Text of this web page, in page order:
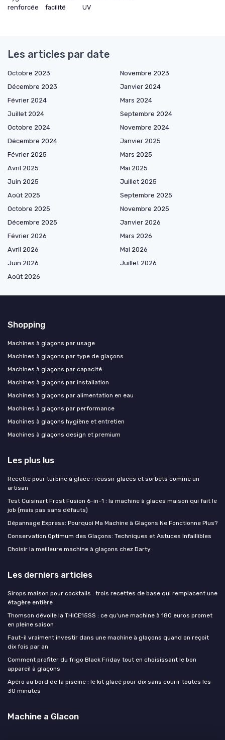
renforcée
facilité
UV
Les articles par date
Octobre 2023
Novembre 2023
Décembre 2023
Janvier 2024
Février 2024
Mars 2024
Juillet 2024
Septembre 2024
Octobre 2024
Novembre 2024
Décembre 2024
Janvier 2025
Février 2025
Mars 2025
Avril 2025
Mai 2025
Juin 2025
Juillet 2025
Août 2025
Septembre 2025
Octobre 2025
Novembre 2025
Décembre 2025
Janvier 2026
Février 2026
Mars 2026
Avril 2026
Mai 2026
Juin 2026
Juillet 2026
Août 2026
Shopping
Machines à glaçons par usage
Machines à glaçons par type de glaçons
Machines à glaçons par capacité
Machines à glaçons par installation
Machines à glaçons par alimentation en eau
Machines à glaçons par performance
Machines à glaçons hygiène et entretien
Machines à glaçons design et premium
Les plus lus
Recette pour turbine à glace : réussir glaces et sorbets comme un
artisan
Test Cuisinart Frost Fusion 6-in-1 : la machine à glaces maison qui fait le
job (mais pas sans défauts)
Dépannage Express: Pourquoi Ma Machine à Glaçons Ne Fonctionne Plus?
Conservation Optimum des Glaçons: Techniques et Astuces Infaillibles
Choisir la meilleure machine à glaçons chez Darty
Les derniers articles
Sirops maison pour cocktails : trois recettes de base qui remplacent une
étagère entière
Thomson dévoile la THICE15SS : ce qu'une machine à 180 euros promet
en pleine saison
Faut-il vraiment investir dans une machine à glaçons quand on reçoit
dix fois par an
Comment profiter du frigo Black Friday tout en choisissant le bon
appareil à glaçons
Apéro au bord de la piscine : le kit glacé pour dix sans courir toutes les
30 minutes
Machine a Glacon